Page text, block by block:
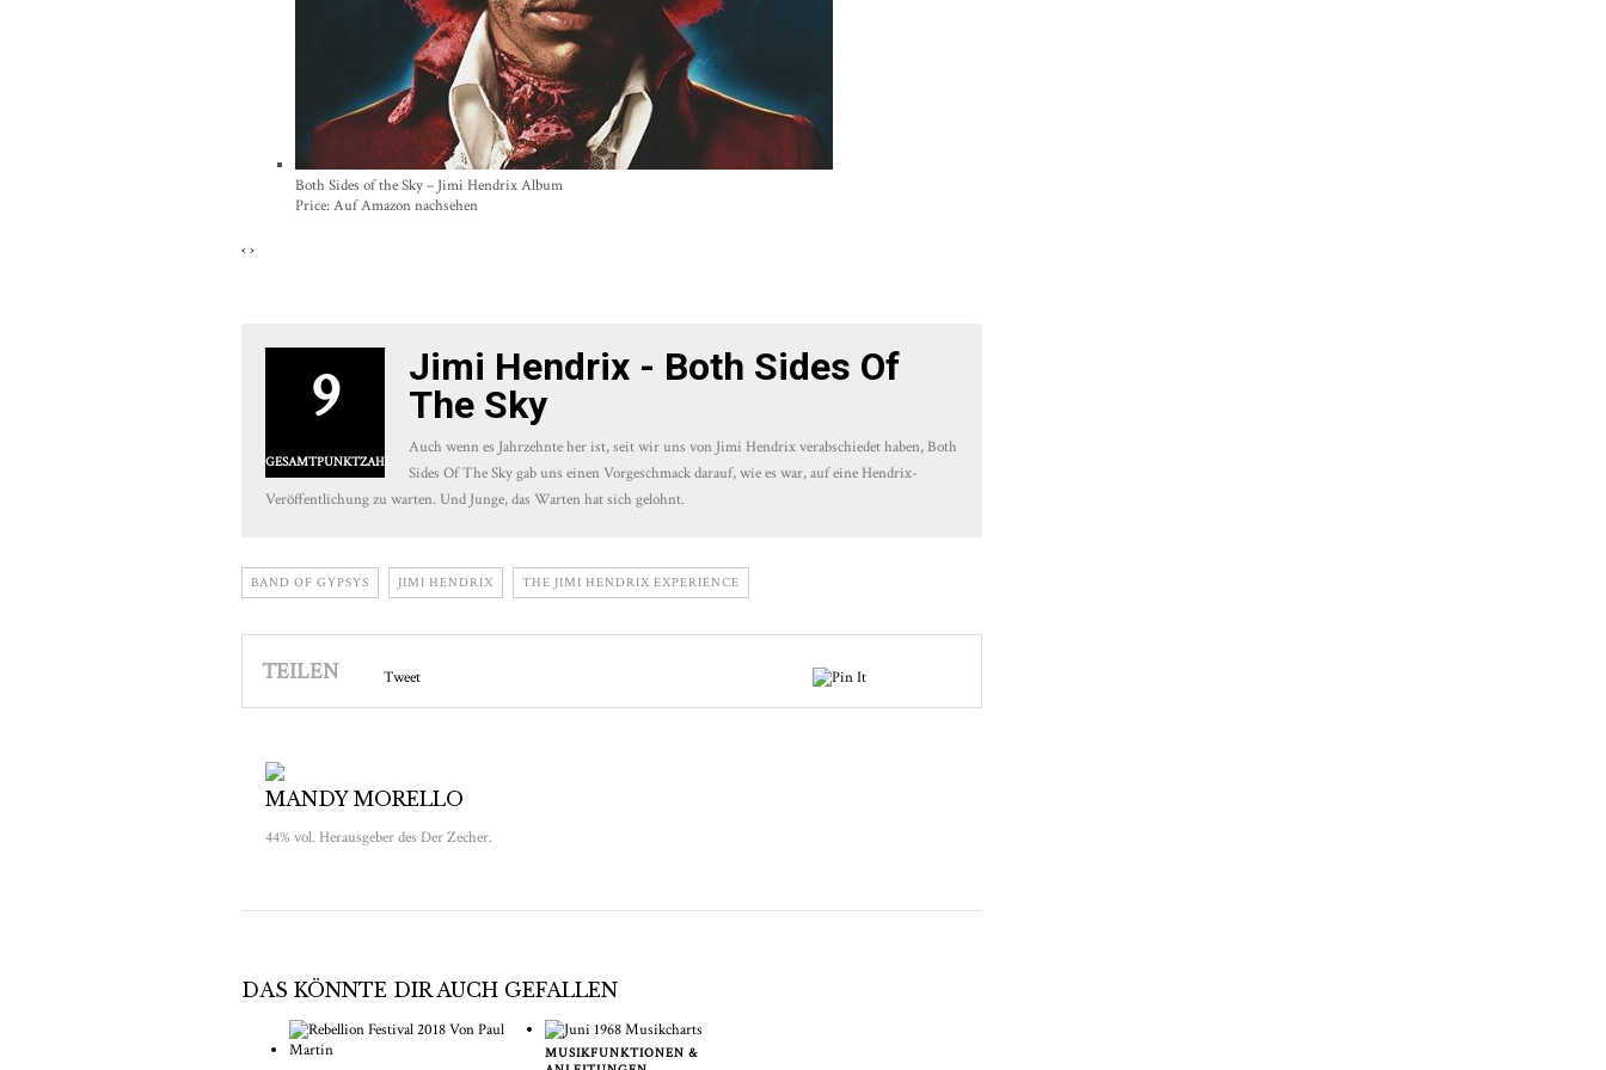
Both Sides of the Sky – Jimi Hendrix Album
Price:Auf Amazon nachsehen
‹›
9
GESAMTPUNKTZAHL
Jimi Hendrix - Both Sides Of
The Sky
Auch wenn es Jahrzehnte her ist, seit wir uns von Jimi Hendrix verabschiedet haben, Both
Sides Of The Sky gab uns einen Vorgeschmack darauf, wie es war, auf eine Hendrix-
Veröffentlichung zu warten. Und Junge, das Warten hat sich gelohnt.
BAND OF GYPSYS JIMI HENDRIX THE JIMI HENDRIX EXPERIENCE
TEILEN Tweet
MANDY MORELLO
44% vol. Herausgeber des Der Zecher.
DAS KÖNNTE DIR AUCH GEFALLEN
MUSIKFUNKTIONEN &